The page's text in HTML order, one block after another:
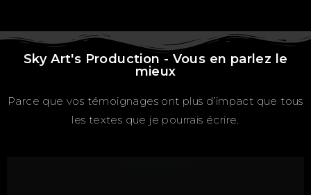
Sky Art's Production - Vous en parlez le
mieux
Parce que vos témoignages ont plus d’impact que tous
les textes que je pourrais écrire.